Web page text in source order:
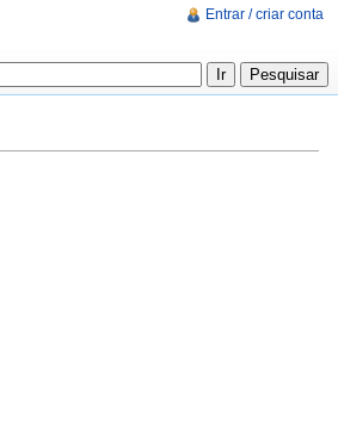
Entrar / criar conta